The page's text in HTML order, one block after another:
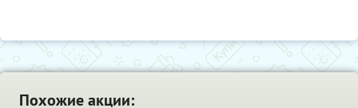
Похожие акции: